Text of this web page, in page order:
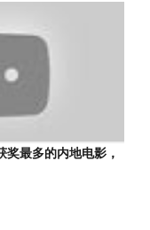
奖最多的内地电影，